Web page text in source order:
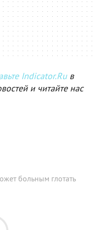
Indicator.Ruв
и читайте нас
больным глотать